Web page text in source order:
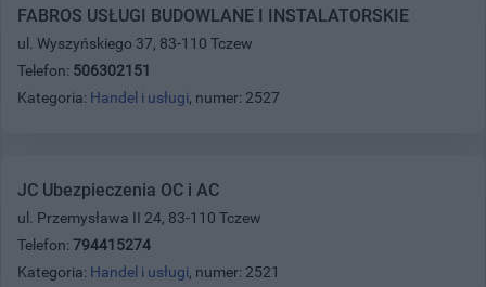
FABROS USŁUGI BUDOWLANE I INSTALATORSKIE
ul. Wyszyńskiego 37, 83-110 Tczew
Telefon: 506302151
Kategoria: Handel i usługi, numer: 2527
JC Ubezpieczenia OC i AC
ul. Przemysława II 24, 83-110 Tczew
Telefon: 794415274
Kategoria: Handel i usługi, numer: 2521